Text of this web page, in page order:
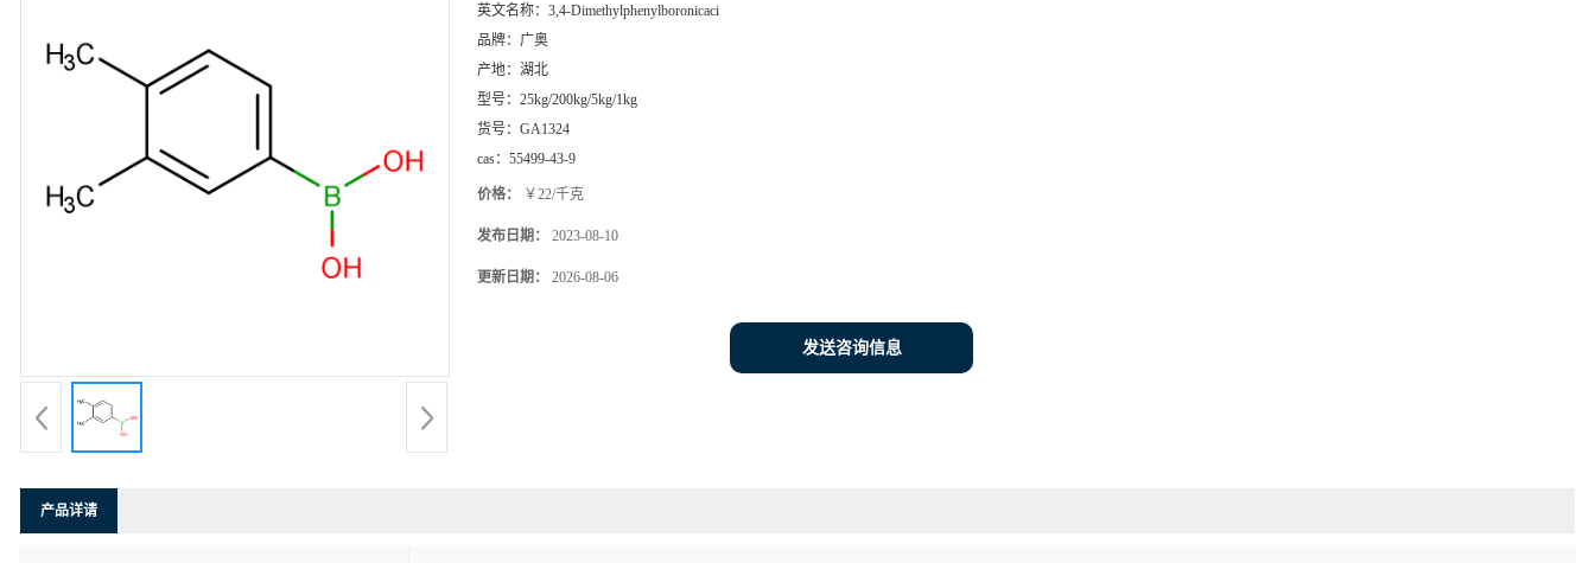
英文名称： 3,4-Dimethylphenylboronicaci
品牌： 广奥
产地： 湖北
型号： 25kg/200kg/5kg/1kg
货号： GA1324
cas： 55499-43-9
价格： ￥22/千克
发布日期： 2023-08-10
更新日期： 2026-08-06
发送咨询信息
产品详请